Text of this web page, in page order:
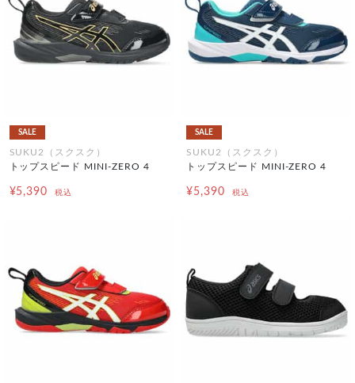
SALE
SUKU2（スクスク）
トップスピード MINI-ZERO 4
¥5,390 税込
SALE
SUKU2（スクスク）
トップスピード MINI-ZERO 4
¥5,390 税込